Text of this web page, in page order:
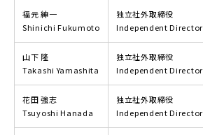
福元 紳一
Shinichi Fukumoto
独立社外取締役
Independent Director
山下 隆
Takashi Yamashita
独立社外取締役
Independent Director
花田 強志
Tsuyoshi Hanada
独立社外取締役
Independent Director